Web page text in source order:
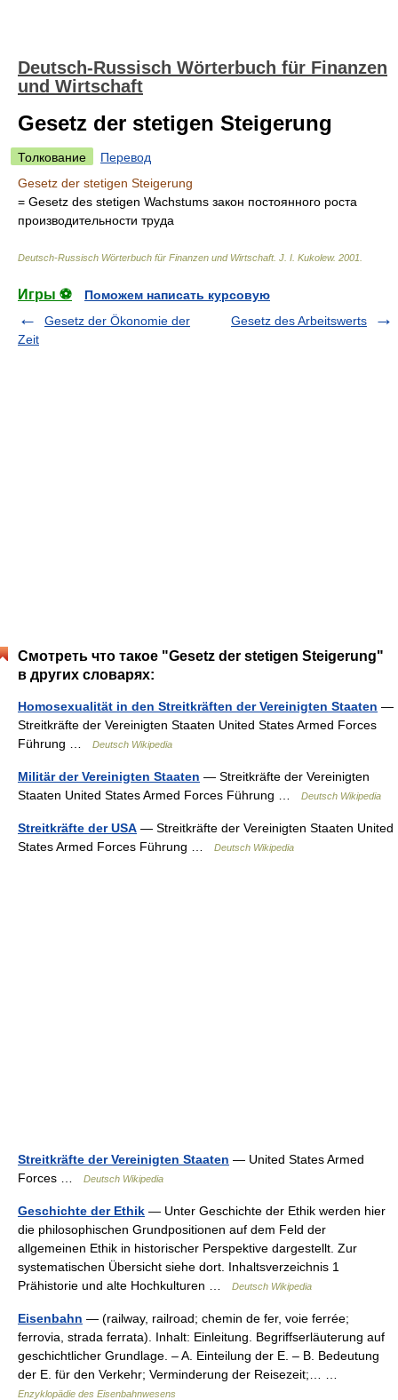
Deutsch-Russisch Wörterbuch für Finanzen
und Wirtschaft
Gesetz der stetigen Steigerung
Толкование
Перевод
Gesetz der stetigen Steigerung
= Gesetz des stetigen Wachstums закон постоянного роста
производительности труда
Deutsch-Russisch Wörterbuch für Finanzen und Wirtschaft. J. I. Kukolew. 2001
Игры ⚽
Поможем написать курсовую
Gesetz der Ökonomie der
Zeit
Gesetz des Arbeitswerts
Смотреть что такое "Gesetz der stetigen Steigerung"
в других словарях:
Homosexualität in den Streitkräften der Vereinigten Staaten —
Streitkräfte der Vereinigten Staaten United States Armed Forces
Führung …
Deutsch Wikipedia
Militär der Vereinigten Staaten — Streitkräfte der Vereinigten
Staaten United States Armed Forces Führung …
Deutsch Wikipedia
Streitkräfte der USA — Streitkräfte der Vereinigten Staaten United
States Armed Forces Führung …
Deutsch Wikipedia
Streitkräfte der Vereinigten Staaten — United States Armed
Forces …
Deutsch Wikipedia
Geschichte der Ethik — Unter Geschichte der Ethik werden hier
die philosophischen Grundpositionen auf dem Feld der
allgemeinen Ethik in historischer Perspektive dargestellt. Zur
systematischen Übersicht siehe dort. Inhaltsverzeichnis 1
Prähistorie und alte Hochkulturen …
Deutsch Wikipedia
Eisenbahn — (railway, railroad; chemin de fer, voie ferrée;
ferrovia, strada ferrata). Inhalt: Einleitung. Begriffserläuterung auf
geschichtlicher Grundlage. – A. Einteilung der E. – B. Bedeutung
der E. für den Verkehr; Verminderung der Reisezeit;… …
Enzyklopädie des Eisenbahnwesens